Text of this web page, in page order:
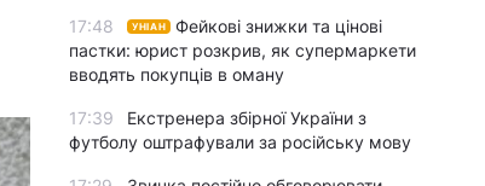
17:48 УНІАН
Фейкові знижки та цінові
пастки: юрист розкрив, як супермаркети
вводять покупців в оману
17:39
Екстренера збірної України з
футболу оштрафували за російську мову